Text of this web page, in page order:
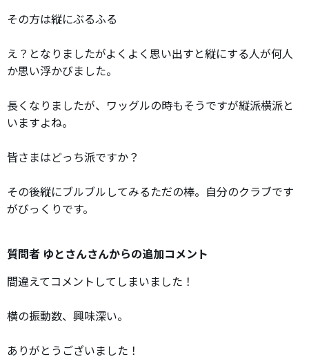
その方は縦にぶるふる
え？となりましたがよくよく思い出すと縦にする人が何人
か思い浮かびました。
長くなりましたが、ワッグルの時もそうですが縦派横派と
いますよね。
皆さまはどっち派ですか？
その後縦にブルブルしてみるただの棒。自分のクラブです
がびっくりです。
質問者 ゆとさんさんからの追加コメント
間違えてコメントしてしまいました！
横の振動数、興味深い。
ありがとうございました！